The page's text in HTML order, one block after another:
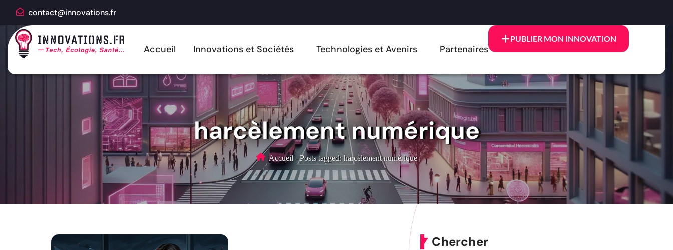
contact@innovations.fr
Accueil Innovations et Sociétés Technologies et Avenirs Partenaires
PUBLIER MON INNOVATION
harcèlement numérique
Accueil - Posts tagged: harcèlement numérique
Chercher